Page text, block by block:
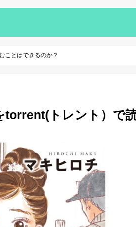
ことはできるのか？
torrent(トレント）で